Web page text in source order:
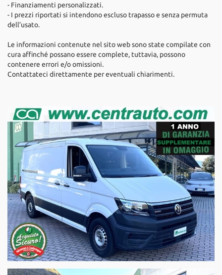
- Finanziamenti personalizzati.
- I prezzi riportati si intendono escluso trapasso e senza permuta
dell’usato.
Le informazioni contenute nel sito web sono state compilate con
cura affinché possano essere complete, tuttavia, possono
contenere errori e/o omissioni.
Contattateci direttamente per eventuali chiarimenti.